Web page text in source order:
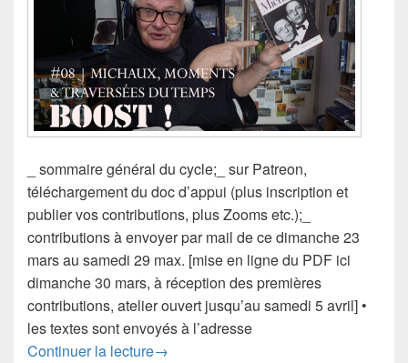
_ sommaire général du cycle;_ sur Patreon,
téléchargement du doc d’appui (plus inscription et
publier vos contributions, plus Zooms etc.);_
contributions à envoyer par mail de ce dimanche 23
mars au samedi 29 max. [mise en ligne du PDF ici
dimanche 30 mars, à réception des premières
contributions, atelier ouvert jusqu’au samedi 5 avril] •
les textes sont envoyés à l’adresse
Continuer la lecture#boost #08 | Michaux, moments &
→